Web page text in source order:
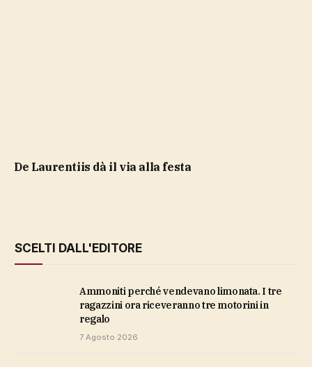
De Laurentiis dà il via alla festa
SCELTI DALL'EDITORE
Ammoniti perché vendevano limonata. I tre
ragazzini ora riceveranno tre motorini in
regalo
7 Agosto 2026